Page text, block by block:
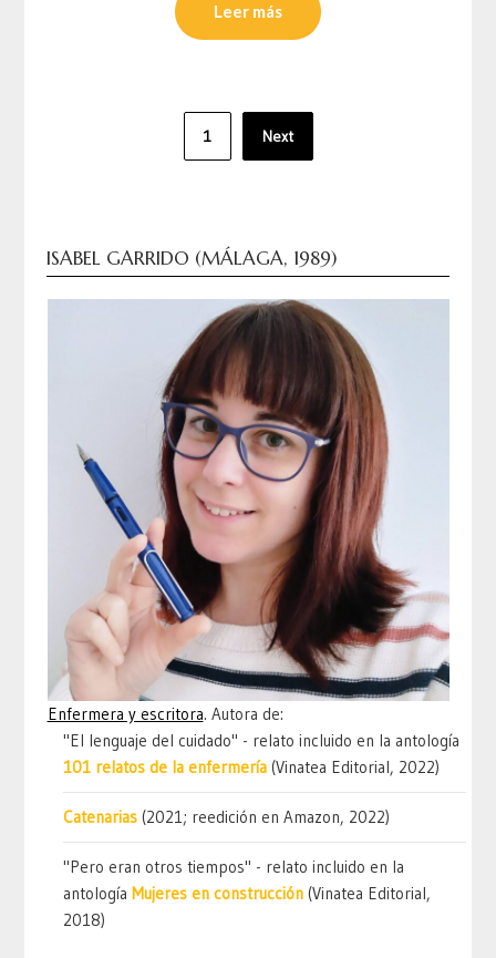
Leer más
1 Next
ISABEL GARRIDO (MÁLAGA, 1989)
Enfermera y escritora. Autora de:
"El lenguaje del cuidado" - relato incluido en la antología
101 relatos de la enfermería (Vinatea Editorial, 2022)
Catenarias (2021; reedición en Amazon, 2022)
"Pero eran otros tiempos" - relato incluido en la
antología Mujeres en construcción (Vinatea Editorial,
2018)